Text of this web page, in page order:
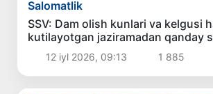
Salomatlik
SSV: Dam olish kunlari va kelgusi
kutilayotgan jaziramadan qanday
kerak?
12 iyl 2026, 09:13 1 885